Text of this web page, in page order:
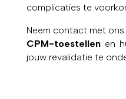
complicaties te
Neem contact met
CPM-toestellenen
jouw revalidatie te